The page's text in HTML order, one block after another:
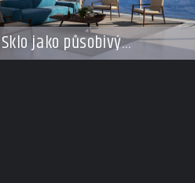
Sklo jako působivý
architektonický materiál